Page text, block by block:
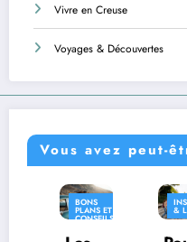
Vivre en Creuse
Voyages & Découvertes
Vous avez peut-
PLANS ET
CONSEILS
INSPIRATION
& LIFESTYLE